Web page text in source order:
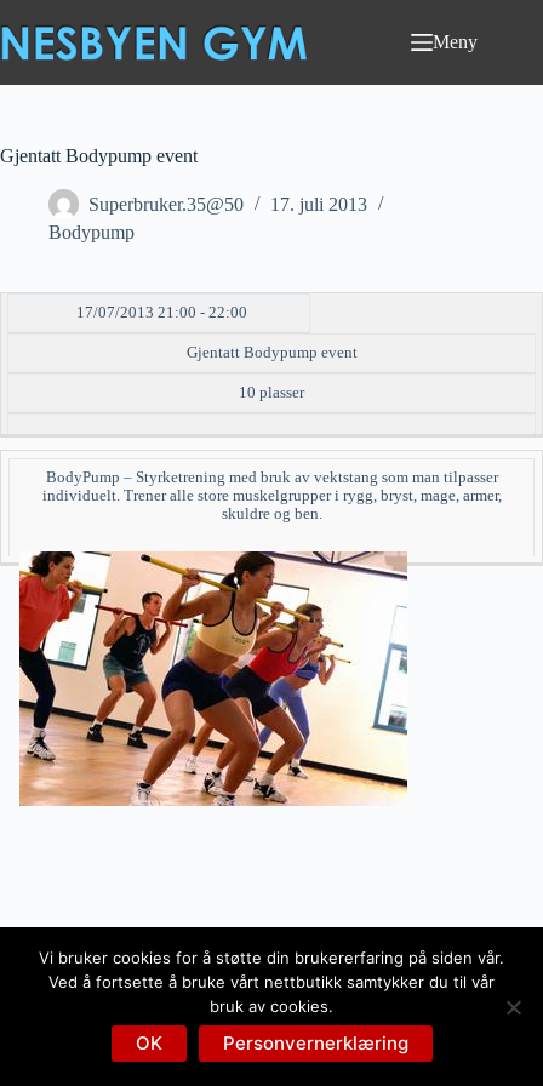
til
innholdet
Meny
Gjentatt Bodypump event
Superbruker.35@50
17. juli 2013
Bodypump
DATO/TID EVENT TILGJENGELIGHET
17/07/2013 21:00 - 22:00
Gjentatt Bodypump event
10 plasser
BodyPump – Styrketrening med bruk av vektstang som man tilpasser
individuelt. Trener alle store muskelgrupper i rygg, bryst, mage, armer,
skuldre og ben.
Vi bruker cookies for å støtte din brukererfaring på siden vår.
Ved å fortsette å bruke vårt nettbutikk samtykker du til vår
bruk av cookies.
OK Personvernerklæring